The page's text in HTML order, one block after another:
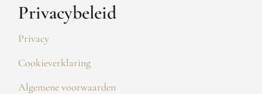
Privacybeleid
Privacy
Cookieverklaring
Algemene voorwaarden